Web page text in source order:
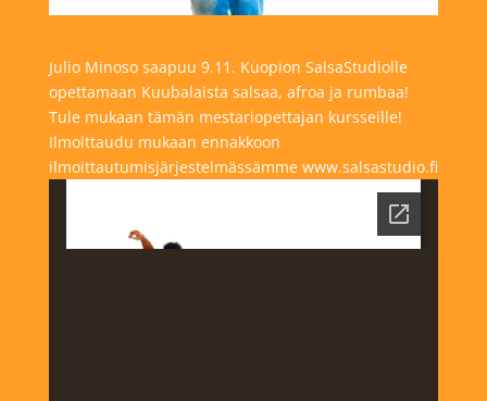
Julio Minoso saapuu 9.11. Kuopion SalsaStudiolle
opettamaan Kuubalaista salsaa, afroa ja rumbaa!
Tule mukaan tämän mestariopettajan kursseille!
Ilmoittaudu mukaan ennakkoon
ilmoittautumisjärjestelmässämme www.salsastudio.fi